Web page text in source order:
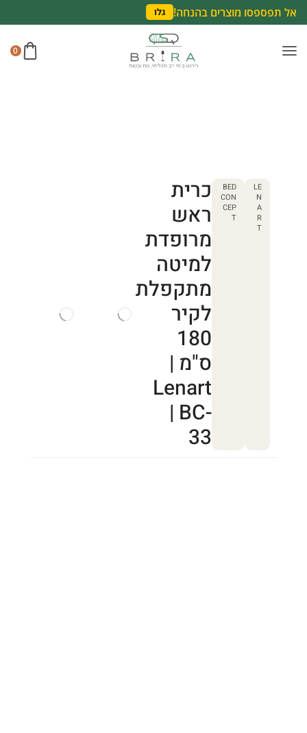
אל תפספסו מוצרים בהנחה! גלו
0
LE
N
A
R
T
BED
CON
CEP
T
כרית
ראש
מרופדת
למיטה
מתקפלת
לקיר
180
ס"מ |
Lenart
| BC-
33